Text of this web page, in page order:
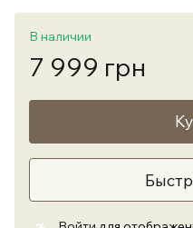
В наличии
7 999 грн